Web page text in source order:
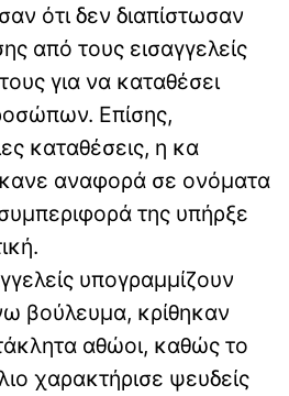
ότι δεν διαπίστωσαν
από τους εισαγγελείς
για να καταθέσει
Επίσης,
καταθέσεις, η κα
αναφορά σε ονόματα
της υπήρξε
υπογραμμίζουν
βούλευμα, κρίθηκαν
αθώοι, καθώς το
χαρακτήρισε ψευδείς